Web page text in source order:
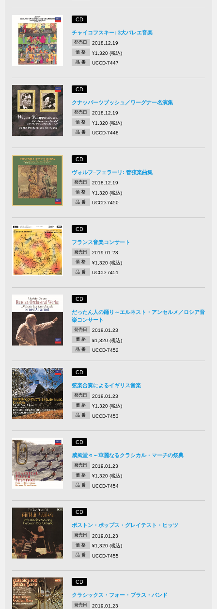
CD
チャイコフスキー: 3大バレエ音楽
発売日 2018.12.19
価 格 ¥1,320 (税込)
品 番 UCCD-7447
CD
クナッパーツブッシュ／ワーグナー名演集
発売日 2018.12.19
価 格 ¥1,320 (税込)
品 番 UCCD-7448
CD
ヴォルフ=フェラーリ: 管弦楽曲集
発売日 2018.12.19
価 格 ¥1,320 (税込)
品 番 UCCD-7450
CD
フランス音楽コンサート
発売日 2019.01.23
価 格 ¥1,320 (税込)
品 番 UCCD-7451
CD
だったん人の踊り～エルネスト・アンセルメ／ロシア音
楽コンサート
発売日 2019.01.23
価 格 ¥1,320 (税込)
品 番 UCCD-7452
CD
弦楽合奏によるイギリス音楽
発売日 2019.01.23
価 格 ¥1,320 (税込)
品 番 UCCD-7453
CD
威風堂々～華麗なるクラシカル・マーチの祭典
発売日 2019.01.23
価 格 ¥1,320 (税込)
品 番 UCCD-7454
CD
ボストン・ポップス・グレイテスト・ヒッツ
発売日 2019.01.23
価 格 ¥1,320 (税込)
品 番 UCCD-7455
CD
クラシックス・フォー・ブラス・バンド
発売日 2019.01.23